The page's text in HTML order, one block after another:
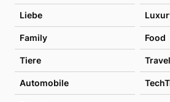
Liebe
Family Food
Tiere Travel
Automobile